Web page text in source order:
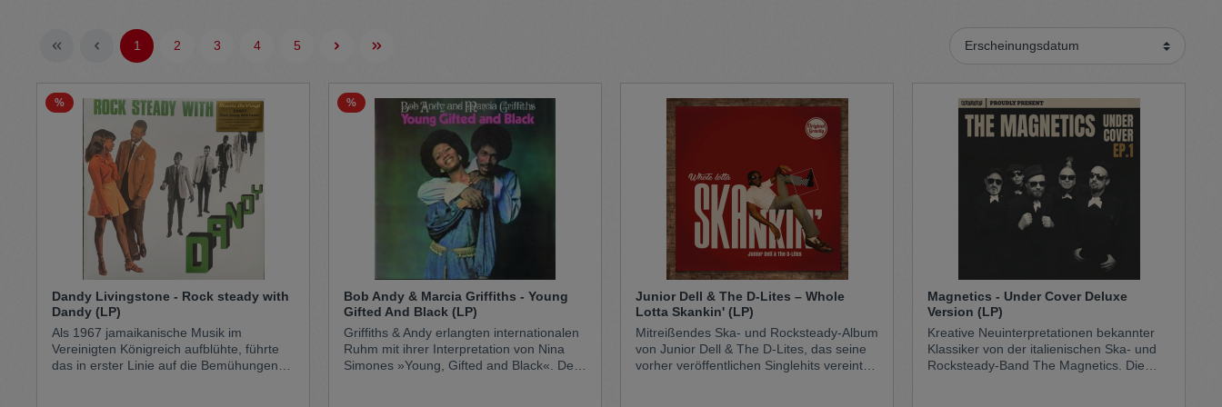
Sweater
Kopfbedeckung Hosen Gürtel Cardigan
Socken Handschuhe
Schmuck
1 2 3 4 5
%
Dandy Livingstone - Rock steady with
Dandy (LP)
Als 1967 jamaikanische Musik im
Vereinigten Königreich aufblühte, führte
das in erster Linie auf die Bemühungen
%
Bob Andy & Marcia Griffiths - Young
Gifted And Black (LP)
Griffiths & Andy erlangten internationalen
Ruhm mit ihrer Interpretation von Nina
Simones »Young, Gifted and Black«. Der
Junior Dell & The D-Lites – Whole
Lotta Skankin' (LP)
Mitreißendes Ska- und Rocksteady-Album
von Junior Dell & The D-Lites, das seine
vorher veröffentlichen Singlehits vereint
Magnetics - Under Cover Deluxe
Version (LP)
Kreative Neuinterpretationen bekannter
Klassiker von der italienischen Ska- und
Rocksteady-Band The Magnetics. Die